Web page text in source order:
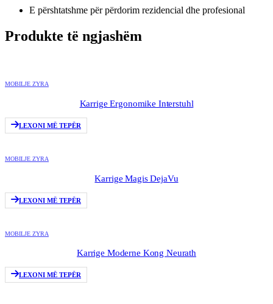
E përshtatshme për përdorim rezidencial dhe profesional
Produkte të ngjashëm
MOBILJE ZYRA
Karrige Ergonomike Interstuhl
LEXONI MË TEPËR
MOBILJE ZYRA
Karrige Magis DejaVu
LEXONI MË TEPËR
MOBILJE ZYRA
Karrige Moderne Kong Neurath
LEXONI MË TEPËR